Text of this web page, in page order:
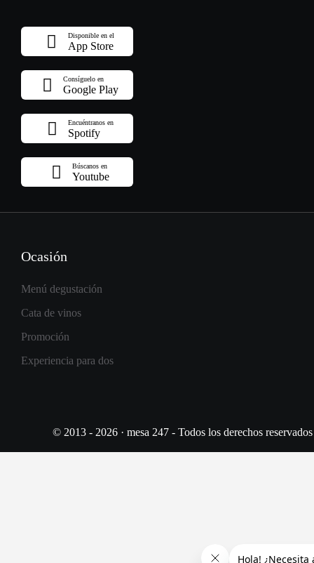
Disponible en el
App Store
Consíguelo en
Google Play
Encuéntranos en
Spotify
Búscanos en
Youtube
Ocasión
Menú degustación
Cata de vinos
Promoción
Experiencia para dos
© 2013 - 2026 · mesa 247 - Todos los derechos reservados